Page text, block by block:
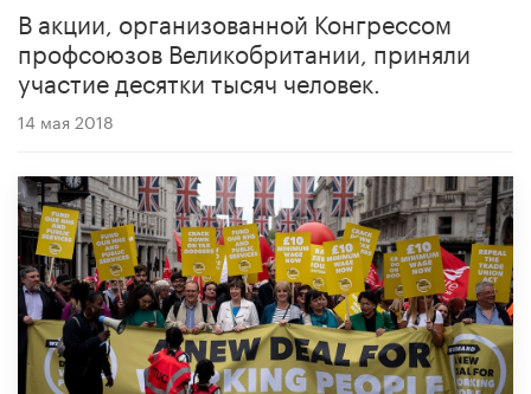
В акции, организованной Конгрессом
профсоюзов Великобритании, приняли
участие десятки тысяч человек.
14 мая 2018